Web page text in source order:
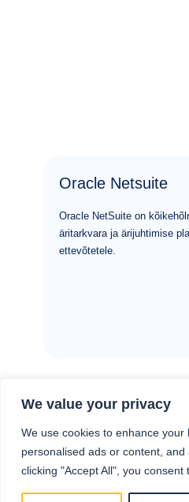
We value your privacy
We use cookies to enhance
personalised ads or content,
clicking "Accept All", you consent
Oracle Netsuite
Oracle NetSuite on
äritarkvara ja ärijuhtimise
ettevõtetele.